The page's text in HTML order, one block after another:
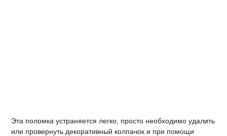
Эта поломка устраняется легко, просто необходимо удалить
или провернуть декоративный колпачок и при помощи